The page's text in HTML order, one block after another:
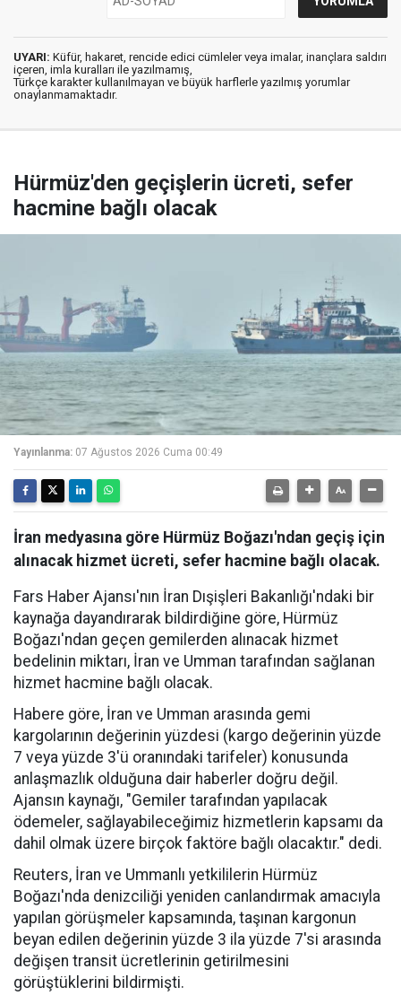
UYARI: Küfür, hakaret, rencide edici cümleler veya imalar, inançlara saldırı
içeren, imla kuralları ile yazılmamış,
Türkçe karakter kullanılmayan ve büyük harflerle yazılmış yorumlar
onaylanmamaktadır.
Hürmüz'den geçişlerin ücreti, sefer
hacmine bağlı olacak
Yayınlanma: 07 Ağustos 2026 Cuma 00:49
İran medyasına göre Hürmüz Boğazı'ndan geçiş için
alınacak hizmet ücreti, sefer hacmine bağlı olacak.
Fars Haber Ajansı'nın İran Dışişleri Bakanlığı'ndaki bir
kaynağa dayandırarak bildirdiğine göre, Hürmüz
Boğazı'ndan geçen gemilerden alınacak hizmet
bedelinin miktarı, İran ve Umman tarafından sağlanan
hizmet hacmine bağlı olacak.
Habere göre, İran ve Umman arasında gemi
kargolarının değerinin yüzdesi (kargo değerinin yüzde
7 veya yüzde 3'ü oranındaki tarifeler) konusunda
anlaşmazlık olduğuna dair haberler doğru değil.
Ajansın kaynağı, "Gemiler tarafından yapılacak
ödemeler, sağlayabileceğimiz hizmetlerin kapsamı da
dahil olmak üzere birçok faktöre bağlı olacaktır." dedi.
Reuters, İran ve Ummanlı yetkililerin Hürmüz
Boğazı'nda denizciliği yeniden canlandırmak amacıyla
yapılan görüşmeler kapsamında, taşınan kargonun
beyan edilen değerinin yüzde 3 ila yüzde 7'si arasında
değişen transit ücretlerinin getirilmesini
görüştüklerini bildirmişti.